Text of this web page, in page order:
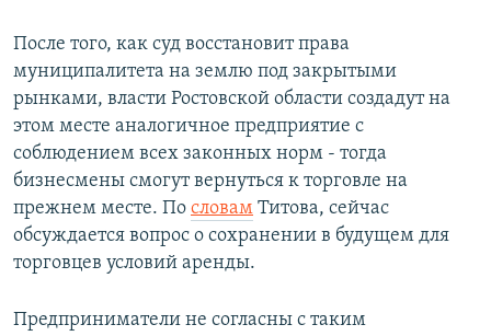
После того, как суд восстановит права
муниципалитета на землю под закрытыми
рынками, власти Ростовской области создадут на
этом месте аналогичное предприятие с
соблюдением всех законных норм - тогда
бизнесмены смогут вернуться к торговле на
прежнем месте. По словам Титова, сейчас
обсуждается вопрос о сохранении в будущем для
торговцев условий аренды.
Предприниматели не согласны с таким